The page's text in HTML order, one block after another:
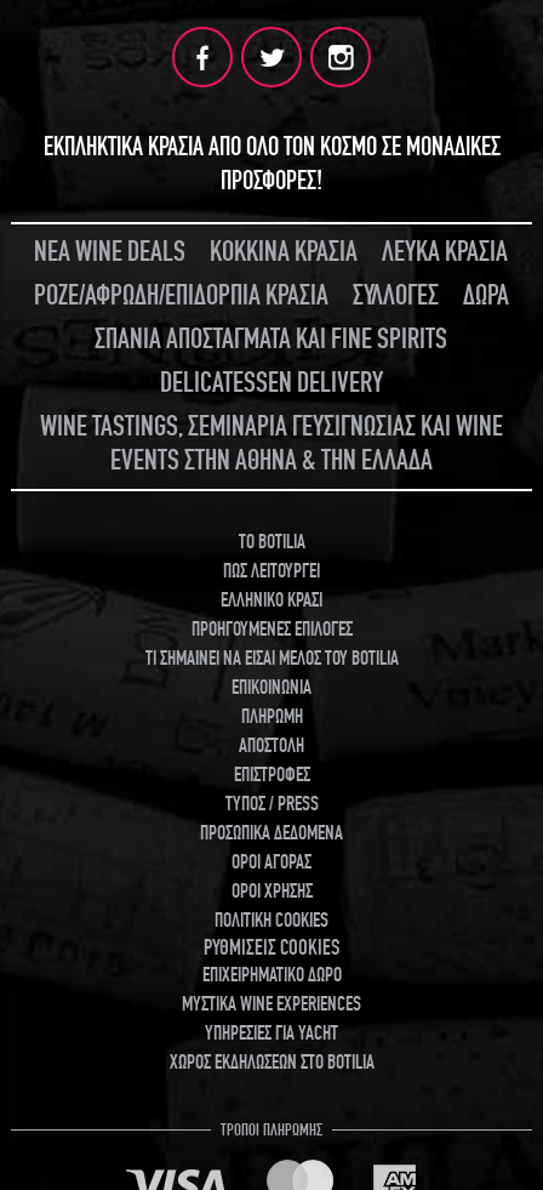
ΕΚΠΛΗΚΤΙΚΑ ΚΡΑΣΙΑ ΑΠΟ ΟΛΟ ΤΟΝ ΚΟΣΜΟ ΣΕ ΜΟΝΑΔΙΚΕΣ
ΠΡΟΣΦΟΡΕΣ!
ΝΕΑ WINE DEALS ΚΟΚΚΙΝΑ ΚΡΑΣΙΑ
ΛΕΥΚΑ ΚΡΑΣΙΑ
ΡΟΖΕ/ΑΦΡΩΔΗ/ΕΠΙΔΟΡΠΙΑ ΚΡΑΣΙΑ
ΣΥΛΛΟΓΕΣ
ΔΩΡΑ
ΣΠΑΝΙΑ ΑΠΟΣΤΑΓΜΑΤΑ ΚΑΙ FINE SPIRITS
DELICATESSEN DELIVERY
WINE TASTINGS, ΣΕΜΙΝΑΡΙΑ ΓΕΥΣΙΓΝΩΣΙΑΣ ΚΑΙ WINE
EVENTS ΣΤΗΝ ΑΘΗΝΑ & ΤΗΝ ΕΛΛΑΔΑ
TO BOTILIA
ΠΩΣ ΛΕΙΤΟΥΡΓΕΙ
ΕΛΛΗΝΙΚΟ ΚΡΑΣΙ
ΠΡΟΗΓΟΥΜΕΝΕΣ ΕΠΙΛΟΓΕΣ
ΤΙ ΣΗΜΑΙΝΕΙ ΝΑ ΕΙΣΑΙ ΜΕΛΟΣ ΤΟΥ BOTILIA
ΕΠΙΚΟΙΝΩΝΙΑ
ΠΛΗΡΩΜΗ
ΑΠΟΣΤΟΛΗ
ΕΠΙΣΤΡΟΦΕΣ
ΤΥΠΟΣ / PRESS
ΠΡΟΣΩΠΙΚΑ ΔΕΔΟΜΕΝΑ
ΟΡΟΙ ΑΓΟΡΑΣ
ΟΡΟΙ ΧΡΗΣΗΣ
ΠΟΛΙΤΙΚΗ COOKIES
ΡΥΘΜΙΣΕΙΣ COOKIES
ΕΠΙΧΕΙΡΗΜΑΤΙΚΟ ΔΩΡΟ
ΜΥΣΤΙΚΑ WINE EXPERIENCES
ΥΠΗΡΕΣΙΕΣ ΓΙΑ YACHT
ΧΩΡΟΣ ΕΚΔΗΛΩΣΕΩΝ ΣΤΟ BOTILIA
ΤΡΟΠΟΙ ΠΛΗΡΩΜΗΣ